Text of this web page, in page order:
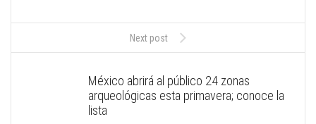
Next post
México abrirá al público 24 zonas
arqueológicas esta primavera; conoce la
lista